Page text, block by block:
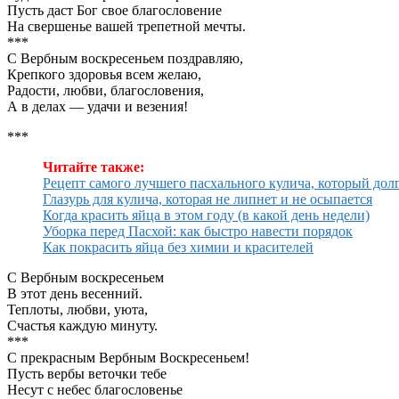
Пусть даст Бог свое благословение
На свершенье вашей трепетной мечты.
***
С Вербным воскресеньем поздравляю,
Крепкого здоровья всем желаю,
Радости, любви, благословения,
А в делах — удачи и везения!
***
Читайте также:
Рецепт самого лучшего пасхального кулича, который
Глазурь для кулича, которая не липнет и не осыпается
Когда красить яйца в этом году (в какой день недели)
Уборка перед Пасхой: как быстро навести порядок
Как покрасить яйца без химии и красителей
С Вербным воскресеньем
В этот день весенний.
Теплоты, любви, уюта,
Счастья каждую минуту.
***
С прекрасным Вербным Воскресеньем!
Пусть вербы веточки тебе
Несут с небес благословенье